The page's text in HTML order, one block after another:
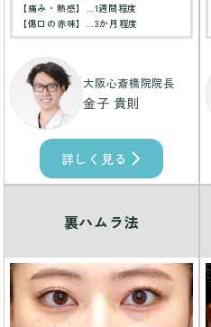
【痛み・熱感】…1週間程度
【傷口の赤味】…3か月程度
大阪心斎橋院院長
金子 貴則
詳しく見る
裏ハムラ法